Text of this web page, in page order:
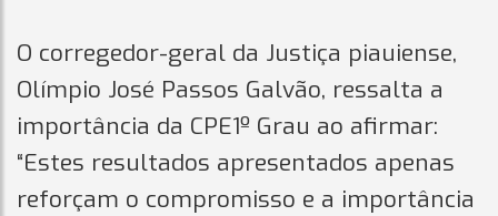
O corregedor-geral da Justiça piauiense,
Olímpio José Passos Galvão, ressalta a
importância da CPE1º Grau ao afirmar:
“Estes resultados apresentados apenas
reforçam o compromisso e a importância